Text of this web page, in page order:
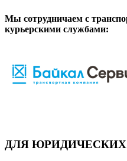
Мы сотрудничаем с
курьерскими службами:
ДЛЯ